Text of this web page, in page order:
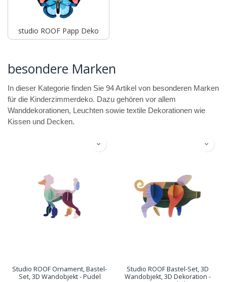
studio ROOF Papp Deko
besondere Marken
In dieser Kategorie finden Sie 94 Artikel von besonderen Marken
für die Kinderzimmerdeko. Dazu gehören vor allem
Wanddekorationen, Leuchten sowie textile Dekorationen wie
Kissen und Decken.
Studio ROOF Ornament, Bastel-
Set, 3D Wandobjekt - Pudel
Studio ROOF Bastel-Set, 3D
Wandobjekt, 3D Dekoration -